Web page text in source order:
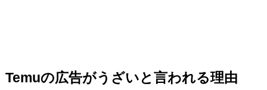
Temuの広告がうざいと言われる理由